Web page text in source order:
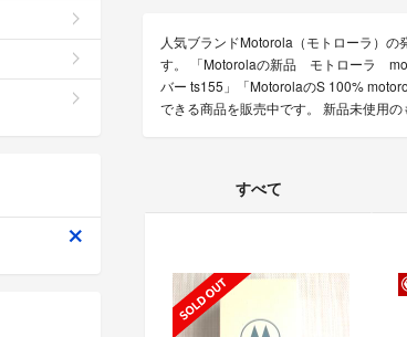
人気ブランドMotorola（モトローラ）
す。 「Motorolaの新品 モトローラ
バー ts155」「MotorolaのS 100%
できる商品を販売中です。 新品未使用
すべて